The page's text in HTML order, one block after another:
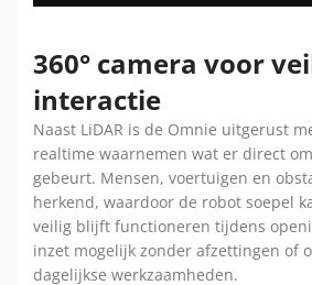
360° camera voor
interactie
Naast LiDAR is de Omnie uitgerust
realtime waarnemen wat er direct
gebeurt. Mensen, voertuigen en
herkend, waardoor de robot soepel
veilig blijft functioneren tijdens
inzet mogelijk zonder afzettingen of
dagelijkse werkzaamheden.